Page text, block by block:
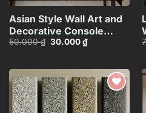
Asian Style Wall Art and
Decorative Console
Table_101474081
50.000₫ Giá
30.000₫Giá
hiện
30.000 ₫.
Add to
wishlist